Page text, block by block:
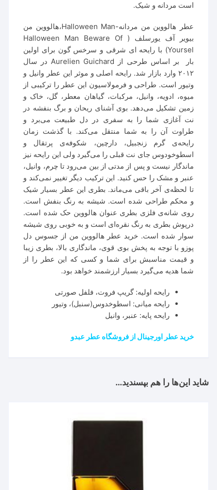
است مردانه و شیک.
عطر هالووین من مردانه-Halloween Man،هالووین من
بیویر آف یورسلف ( Halloween Man Beware Of
Yoursel) با رایحه ای شرقی و سرخس گون برای اولین
بار بر اساس طرحی از Aurelien Guichard در سال
۲۰۱۲ وارد بازار شد. رایحه اصلی و موثر این عطر وانیل و
وتیور است. طراحی و فرمولاسیون این عطر را ترکیبی از
میوه، ادویه، وانیل، مرکبات، گیاهان معطر، گل، خاک و
زمین تشکیل می‌دهد. بوی آشنای ریحان و برگ بنفشه در
نت آغازی شما را به سفری در دل طبیعت می‌برد و
طراوت آن را به شما منتقل می‌کند. با گذشت زمان
رایحه‌ی گرم زنجبیل، دارچین، شکوفه‌ی پرتقال و
اسطوخودوس جای نت قبلی را می‌گیرد ولی این رایحه نیز
ماندگار نیست و پس از مدتی از بین می‌رود تا چرم، وانیل،
عنبر و مشک را حس کنید. این ترکیب دیگر تغییر نمی‌کند و
تا لحظه‌ی آخر باقی می‌ماند. بطری این عطر بسیار شیک
و محکم طراحی شده است. شیشه به رنگ بنفش است.
روی شانه‌ی فلزی بطری عنوان هالووین حک شده است.
درپوش بطری به رنگ نقره‌ای است و به خوبی روی شیشه
سوار شده است. خرید عطر هالووین من از جسوس دل
پوزو با توجه به پخش بوی قوی، ماندگاری بالا، بطری زیبا
و قیمت مناسبش برای شما و کسی که این عطر را از
شما هدیه می‌گیرد بسیار ارزشمند خواهد بود.
رایحه اولیه: گریپ فروت، فلفل صورتی
رایحه میانی: اسطوخدوس(سنبل)، وتیور
رایحه پایه: عنبر، وانیل
خرید عطر اورجینال از فروشگاه عطر عبدو
شاید این‌ها را هم بپسندید…